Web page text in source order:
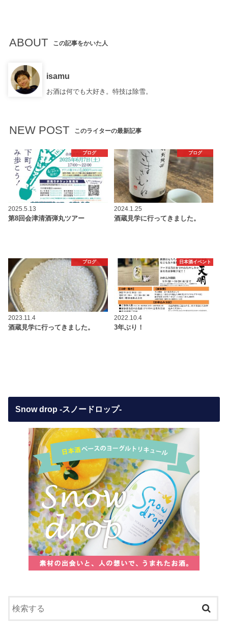
ABOUT この記事をかいた人
isamu
お酒は何でも大好き。特技は除雪。
NEW POST このライターの最新記事
ブログ
2025.5.13
第8回会津清酒弾丸ツアー
ブログ
2024.1.25
酒蔵見学に行ってきました。
ブログ
2023.11.4
酒蔵見学に行ってきました。
日本酒イベント
2022.10.4
3年ぶり！
Snow drop -スノードロップ-